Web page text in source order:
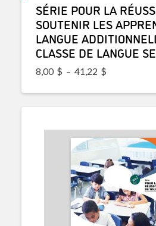
SÉRIE POUR LA
SOUTENIR LES
LANGUE
CLASSE DE LANGUE
8,00 $ – 41,22 $